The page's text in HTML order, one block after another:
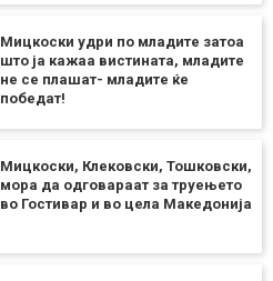
Мицкоски удри по младите затоа
што ја кажаа вистината, младите
не се плашат- младите ќе
победат!
Мицкоски, Клековски, Тошковски,
мора да одговараат за труењето
во Гостивар и во цела Македонија